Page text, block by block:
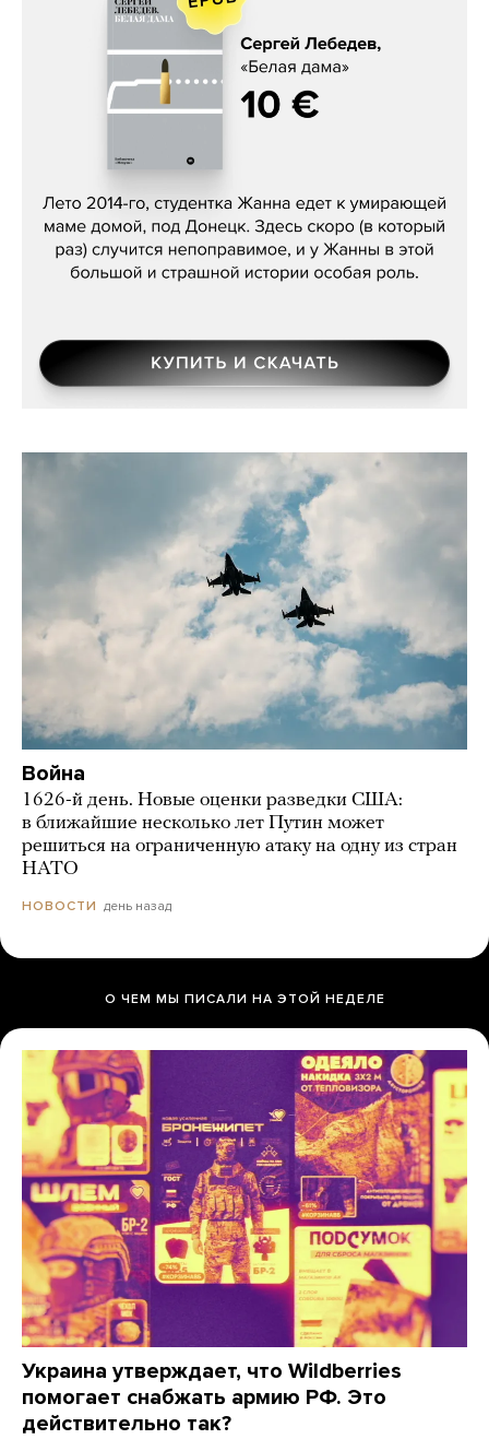
Сергей Лебедев, «Белая дама»
Война
1626-й день. Новые оценки разведки США:
в ближайшие несколько лет Путин может
решиться на ограниченную атаку на одну из стран
НАТО
НОВОСТИ день назад
О ЧЕМ МЫ ПИСАЛИ НА ЭТОЙ НЕДЕЛЕ
Украина утверждает, что Wildberries
помогает снабжать армию РФ. Это
действительно так?